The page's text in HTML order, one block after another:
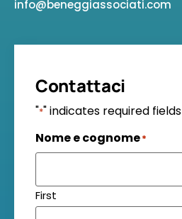
info@beneggiassociati.com
Contattaci
"*" indicates required fields
Nome e cognome*
First